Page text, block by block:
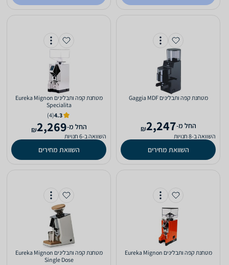
מטחנת ‏קפה ותבלינים Gaggia MDF
‫החל מ-2,247
₪
השוואה ב-8 חנויות
השוואת מחירים
מטחנת ‏קפה ותבלינים Eureka Mignon
Specialita
4.3
(4)
‫החל מ-2,269
₪
השוואה ב-6 חנויות
השוואת מחירים
מטחנת ‏קפה ותבלינים Eureka Mignon
מטחנת ‏קפה ותבלינים Eureka Mignon
Single Dose